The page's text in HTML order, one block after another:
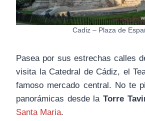
Cadiz – Plaza de
Pasea por sus estrechas calles
visita la Catedral de Cádiz, el
famoso mercado central. No te
panorámicas desde la Torre
Santa Maria.